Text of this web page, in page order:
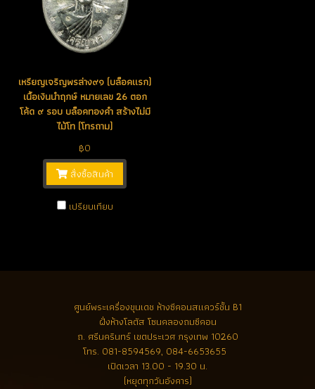
เหรียญเจริญพรล่าง๙๑ (บล็อคแรก)
เนื้อเงินนำฤกษ์ หมายเลข 26 ตอก
โค้ด ๙ รอบ บล็อคทองคำ สร้างไม่มี
ไม้โท (โทรถาม)
฿0
สั่งซื้อสินค้า
เปรียบเทียบ
ศูนย์พระเครื่องขุนเดช ห้างซีคอนสแควร์ชั้น B1
ฝั่งห้างโลตัส โซนคลองถมซีคอน
ถ. ศรีนครินทร์ เขตประเวศ กรุงเทพ 10260
โทร. 081-8594569, 084-6653655
เปิดเวลา 13.00 - 19.30 น.
(หยุดทุกวันอังคาร)